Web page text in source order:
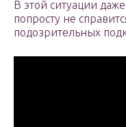
В этой ситуации
попросту не
подозрительных